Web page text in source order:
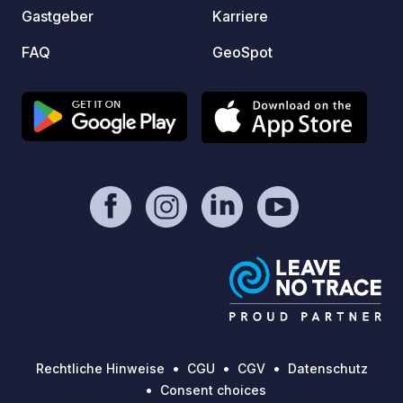
nach
Gastgeber
FAQ
Karriere
GeoSpot
Rechtliche Hinweise CGU CGV
Datenschutz
Consent choices